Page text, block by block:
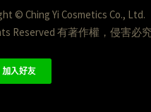
© Ching Yi Cosmetics Co., Ltd.
Reserved 有著作權，侵害必